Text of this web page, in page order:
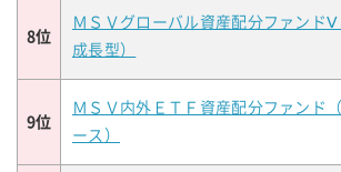
8位
ＭＳＶグローバル資産配分ファンド
成長型）
9位
ＭＳＶ内外ＥＴＦ資産配分ファンド
ース）